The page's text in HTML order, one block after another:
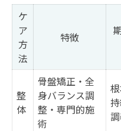
方法
産前産後整体
果一覧
の実例
身体のバランスを
産前産後整体
ケ
ア
方
法
特徴
整
体
骨盤矯正・全
身バランス調
整・専門的施
術